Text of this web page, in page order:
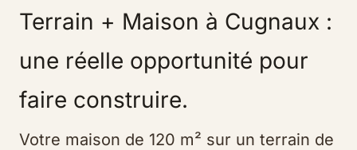
Terrain + Maison à Cugnaux :
une réelle opportunité pour
faire construire.
Votre maison de 120 m² sur un terrain de